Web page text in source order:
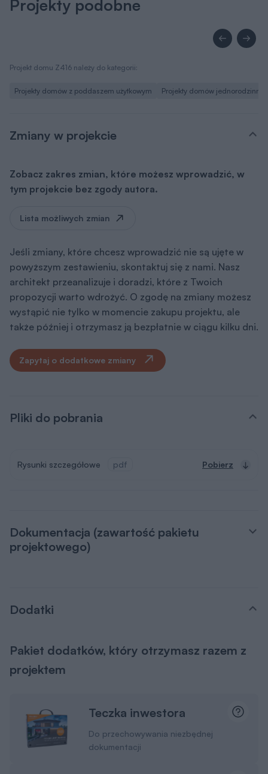
Projekty podobne
Projekt domu Z416 należy do kategorii:
Projekty domów z poddaszem użytkowym Projekty domów
Zmiany w projekcie
Zobacz zakres zmian, które możesz wprowadzić, w
tym projekcie bez zgody autora.
Lista możliwych zmian
Jeśli zmiany, które chcesz wprowadzić nie są ujęte w
powyższym zestawieniu, skontaktuj się z nami. Nasz
architekt przeanalizuje i doradzi, które z Twoich
propozycji warto wdrożyć. O zgodę na zmiany możesz
wystąpić nie tylko w momencie zakupu projektu, ale
także później i otrzymasz ją bezpłatnie w ciągu kilku dni.
Zapytaj o dodatkowe zmiany
Pliki do pobrania
Rysunki szczegółowe pdf Pobierz
Dokumentacja (zawartość pakietu
projektowego)
Dodatki
Pakiet dodatków, który otrzymasz razem z
projektem
Teczka inwestora
Do przechowywania niezbędnej
dokumentacji